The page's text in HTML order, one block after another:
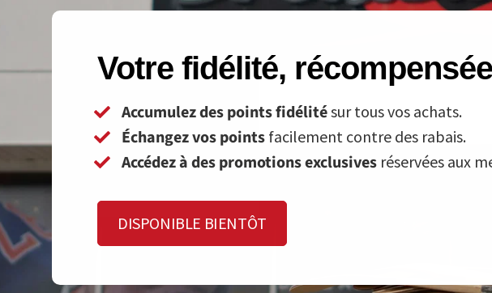
Votre fidélité,
Accumulez des points fidélitésur tous vos achats.
Échangez vos points facilement contre des rabais.
Accédez à des promotions exclusives réservées aux
DISPONIBLE BIENTÔT